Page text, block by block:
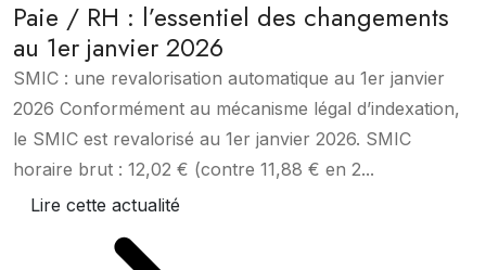
Paie / RH : l’essentiel des changements
au 1er janvier 2026
SMIC : une revalorisation automatique au 1er janvier
2026 Conformément au mécanisme légal d’indexation,
le SMIC est revalorisé au 1er janvier 2026. SMIC
horaire brut : 12,02 € (contre 11,88 € en 2...
Lire cette actualité